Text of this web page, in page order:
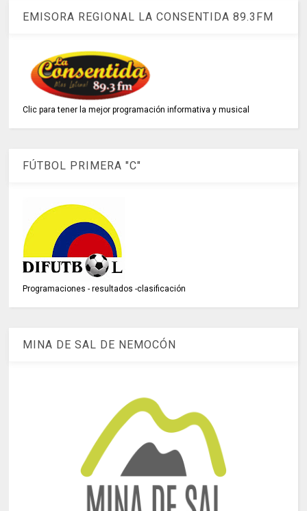
EMISORA REGIONAL LA CONSENTIDA 89.3FM
Clic para tener la mejor programación informativa y musical
FÚTBOL PRIMERA "C"
Programaciones - resultados -clasificación
MINA DE SAL DE NEMOCÓN